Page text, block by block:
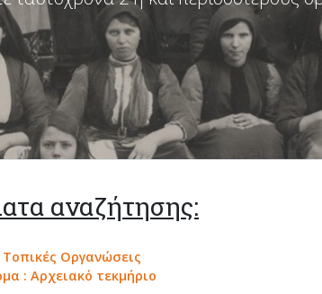
αναζήτησης:
Οργανώσεις
: Αρχειακό τεκμήριο